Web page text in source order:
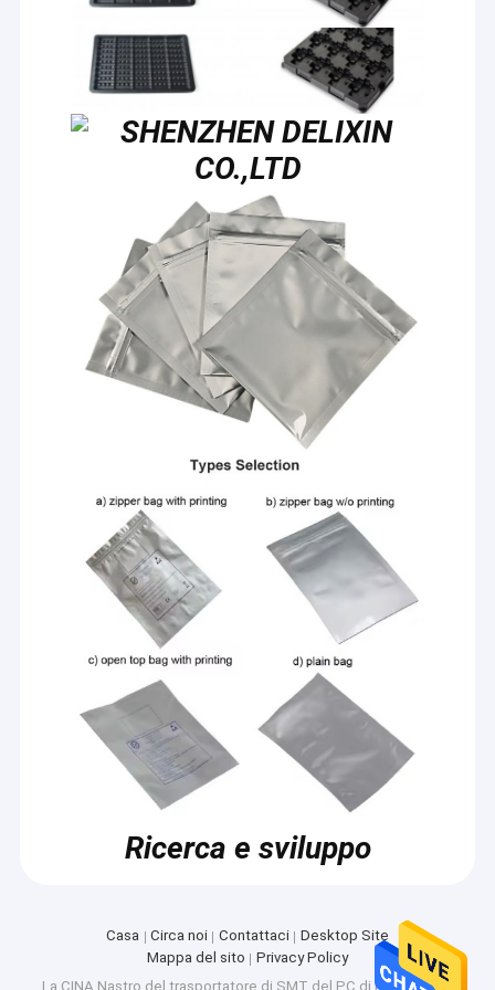
Ricerca e sviluppo
Casa Circa noi Contattaci
Desktop Site
Mappa del sito
Privacy Policy
La CINA Nastro del trasportatore di SMT del PC di PS supplier.